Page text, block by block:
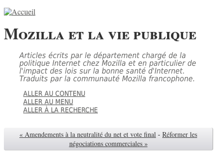
Mozilla et la vie publique
Articles écrits par le département chargé de la
politique Internet chez Mozilla et en particulier de
l'impact des lois sur la bonne santé d'Internet.
Traduits par la communauté Mozilla francophone.
ALLER AU CONTENU
ALLER AU MENU
ALLER À LA RECHERCHE
« Amendements à la neutralité du net et vote final - Réformer les
négociations commerciales »